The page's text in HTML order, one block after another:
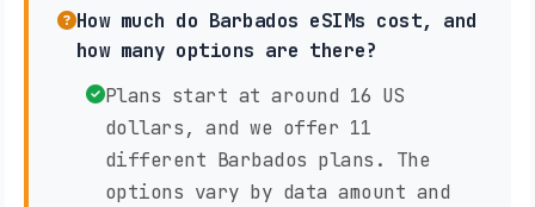
How much do Barbados eSIMs cost, and
how many options are there?
Plans start at around 16 US
dollars, and we offer 11
different Barbados plans. The
options vary by data amount and